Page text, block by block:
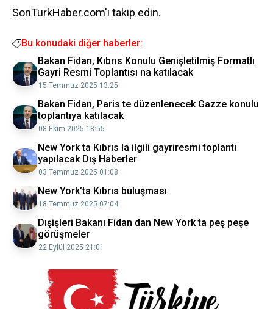
SonTurkHaber.com'ı takip edin.
Bu konudaki diğer haberler:
Bakan Fidan, Kıbrıs Konulu Genişletilmiş Formatlı
Gayri Resmi Toplantısı na katılacak
15 Temmuz 2025 13:25
Bakan Fidan, Paris te düzenlenecek Gazze konulu
toplantıya katılacak
08 Ekim 2025 18:55
New York ta Kıbrıs la ilgili gayriresmi toplantı
yapılacak Dış Haberler
03 Temmuz 2025 01:08
New York’ta Kıbrıs buluşması
18 Temmuz 2025 07:04
Dışişleri Bakanı Fidan dan New York ta peş peşe
görüşmeler
22 Eylül 2025 21:01